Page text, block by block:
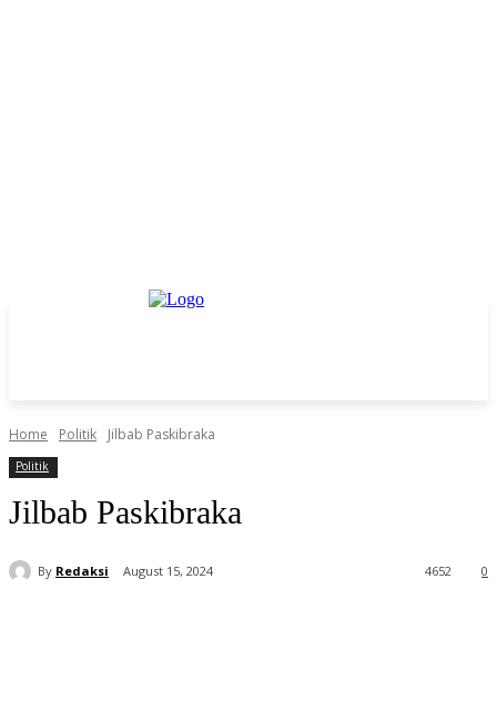
Home Politik Jilbab Paskibraka
Politik
Jilbab Paskibraka
By Redaksi August 15, 2024 0
4652